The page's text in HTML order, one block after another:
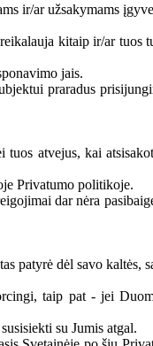
ir/ar užsakymams
kitaip ir/ar tuos
jais.
praradus
tuos atvejus, kai
Privatumo politikoje.
dar nėra
patyrė dėl savo kaltės,
taip pat - jei
su Jumis atgal.